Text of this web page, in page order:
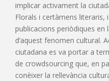
implicar activament la
Florals i certàmens literaris,
publicacions periòdiques
d’aquest fenomen cultural.
ciutadana es va portar a
de crowdsourcing que, en
conèixer la rellevància